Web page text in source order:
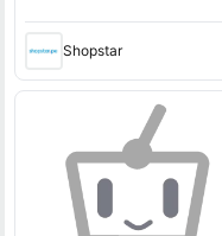
Shopstar